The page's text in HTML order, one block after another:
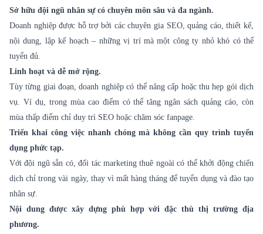
Sở hữu đội ngũ nhân sự có chuyên môn sâu và đa ngành.
Doanh nghiệp được hỗ trợ bởi các chuyên gia SEO, quảng cáo, thiết kế,
nội dung, lập kế hoạch – những vị trí mà một công ty nhỏ khó có thể
tuyển đủ.
Linh hoạt và dễ mở rộng.
Tùy từng giai đoạn, doanh nghiệp có thể nâng cấp hoặc thu hẹp gói dịch
vụ. Ví dụ, trong mùa cao điểm có thể tăng ngân sách quảng cáo, còn
mùa thấp điểm chỉ duy trì SEO hoặc chăm sóc fanpage.
Triển khai công việc nhanh chóng mà không cần quy trình tuyển
dụng phức tạp.
Với đội ngũ sẵn có, đối tác marketing thuê ngoài có thể khởi động chiến
dịch chỉ trong vài ngày, thay vì mất hàng tháng để tuyển dụng và đào tạo
nhân sự.
Nội dung được xây dựng phù hợp với đặc thù thị trường địa
phương.